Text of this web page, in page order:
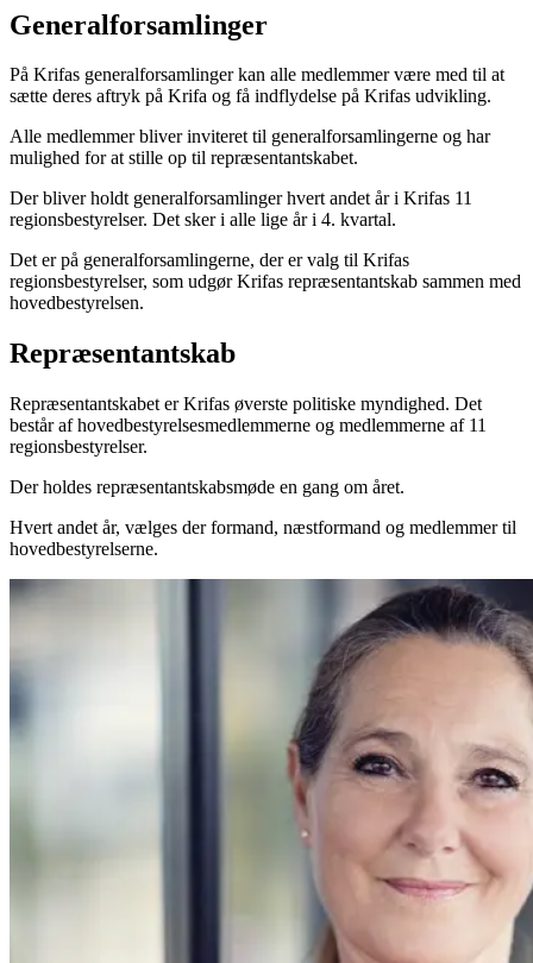
Generalforsamlinger
På Krifas generalforsamlinger kan alle medlemmer være med til at
sætte deres aftryk på Krifa og få indflydelse på Krifas udvikling.
Alle medlemmer bliver inviteret til generalforsamlingerne og har
mulighed for at stille op til repræsentantskabet.
Der bliver holdt generalforsamlinger hvert andet år i Krifas 11
regionsbestyrelser. Det sker i alle lige år i 4. kvartal.
Det er på generalforsamlingerne, der er valg til Krifas
regionsbestyrelser, som udgør Krifas repræsentantskab sammen med
hovedbestyrelsen.
Repræsentantskab
Repræsentantskabet er Krifas øverste politiske myndighed. Det
består af hovedbestyrelsesmedlemmerne og medlemmerne af 11
regionsbestyrelser.
Der holdes repræsentantskabsmøde en gang om året.
Hvert andet år, vælges der formand, næstformand og medlemmer til
hovedbestyrelserne.